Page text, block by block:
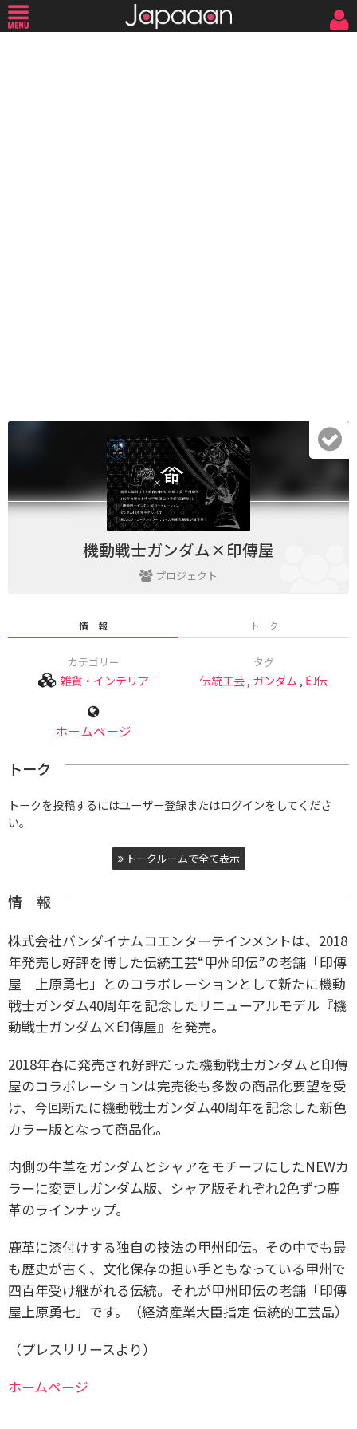
機動戦士ガンダム×印傳屋
プロジェクト
情 報 トーク
カテゴリー
雑貨・インテリア
タグ
伝統工芸, ガンダム , 印伝
ホームページ
トーク
トークを投稿するにはユーザー登録またはログインをしてくださ
い。
トークルームで全て表示
情 報
株式会社バンダイナムコエンターテインメントは、2018
年発売し好評を博した伝統工芸“甲州印伝”の老舗「印傳
屋 上原勇七」とのコラボレーションとして新たに機動
戦士ガンダム40周年を記念したリニューアルモデル『機
動戦士ガンダム×印傳屋』を発売。
2018年春に発売され好評だった機動戦士ガンダムと印傳
屋のコラボレーションは完売後も多数の商品化要望を受
け、今回新たに機動戦士ガンダム40周年を記念した新色
カラー版となって商品化。
内側の牛革をガンダムとシャアをモチーフにしたNEWカ
ラーに変更しガンダム版、シャア版それぞれ2色ずつ鹿
革のラインナップ。
鹿革に漆付けする独自の技法の甲州印伝。その中でも最
も歴史が古く、文化保存の担い手ともなっている甲州で
四百年受け継がれる伝統。それが甲州印伝の老舗「印傳
屋上原勇七」です。（経済産業大臣指定 伝統的工芸品）
（プレスリリースより）
ホームページ